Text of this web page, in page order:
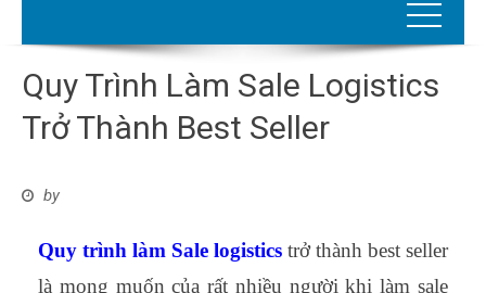
Quy Trình Làm Sale Logistics
Trở Thành Best Seller
by
Quy trình làm Sale logistics trở thành best seller
là mong muốn của rất nhiều người khi làm sale